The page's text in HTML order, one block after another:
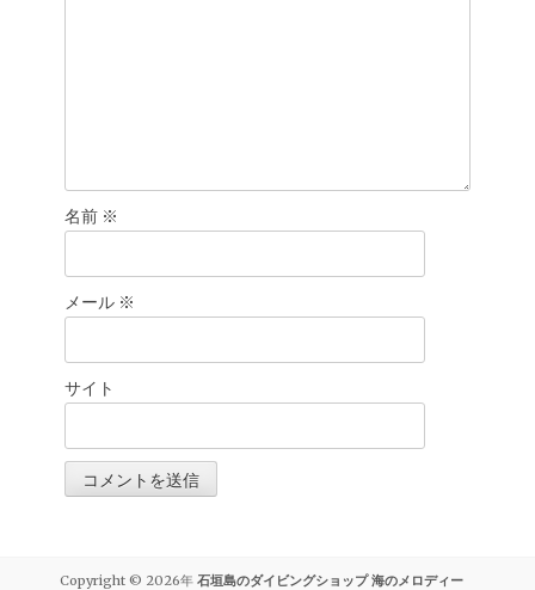
名前 ※
メール ※
サイト
Copyright © 2026年 石垣島のダイビングショップ 海のメロディー